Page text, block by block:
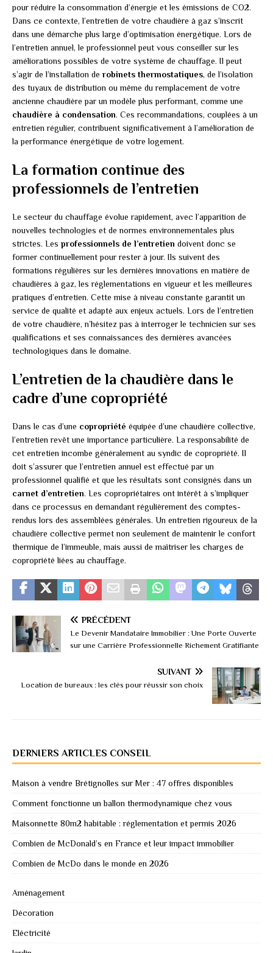
pour réduire la consommation d’énergie et les émissions de CO2.
Dans ce contexte, l’entretien de votre chaudière à gaz s’inscrit
dans une démarche plus large d’optimisation énergétique. Lors de
l’entretien annuel, le professionnel peut vous conseiller sur les
améliorations possibles de votre système de chauffage. Il peut
s’agir de l’installation de robinets thermostatiques, de l’isolation
des tuyaux de distribution ou même du remplacement de votre
ancienne chaudière par un modèle plus performant, comme une
chaudière à condensation. Ces recommandations, couplées à un
entretien régulier, contribuent significativement à l’amélioration de
la performance énergétique de votre logement.
La formation continue des
professionnels de l’entretien
Le secteur du chauffage évolue rapidement, avec l’apparition de
nouvelles technologies et de normes environnementales plus
strictes. Les professionnels de l’entretien doivent donc se
former continuellement pour rester à jour. Ils suivent des
formations régulières sur les dernières innovations en matière de
chaudières à gaz, les réglementations en vigueur et les meilleures
pratiques d’entretien. Cette mise à niveau constante garantit un
service de qualité et adapté aux enjeux actuels. Lors de l’entretien
de votre chaudière, n’hésitez pas à interroger le technicien sur ses
qualifications et ses connaissances des dernières avancées
technologiques dans le domaine.
L’entretien de la chaudière dans le
cadre d’une copropriété
Dans le cas d’une copropriété équipée d’une chaudière collective,
l’entretien revêt une importance particulière. La responsabilité de
cet entretien incombe généralement au syndic de copropriété. Il
doit s’assurer que l’entretien annuel est effectué par un
professionnel qualifié et que les résultats sont consignés dans un
carnet d’entretien. Les copropriétaires ont intérêt à s’impliquer
dans ce processus en demandant régulièrement des comptes-
rendus lors des assemblées générales. Un entretien rigoureux de la
chaudière collective permet non seulement de maintenir le confort
thermique de l’immeuble, mais aussi de maîtriser les charges de
copropriété liées au chauffage.
PRÉCÉDENT
Le Devenir Mandataire Immobilier : Une Porte Ouverte
sur une Carrière Professionnelle Richement Gratifiante
SUIVANT
Location de bureaux : les clés pour réussir son choix
DERNIERS ARTICLES CONSEIL
Maison à vendre Brétignolles sur Mer : 47 offres disponibles
Comment fonctionne un ballon thermodynamique chez vous
Maisonnette 80m2 habitable : réglementation et permis 2026
Combien de McDonald’s en France et leur impact immobilier
Combien de McDo dans le monde en 2026
Aménagement
Décoration
Eléctricité